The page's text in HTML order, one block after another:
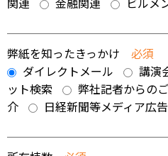
弊紙を知ったきっかけ 必須
ダイレクトメール
講演
ット検索
弊社記者からの
介
日経新聞等メディア広告